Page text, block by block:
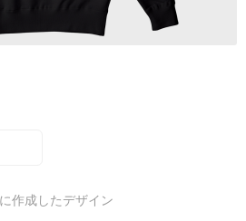
作成したデザイン